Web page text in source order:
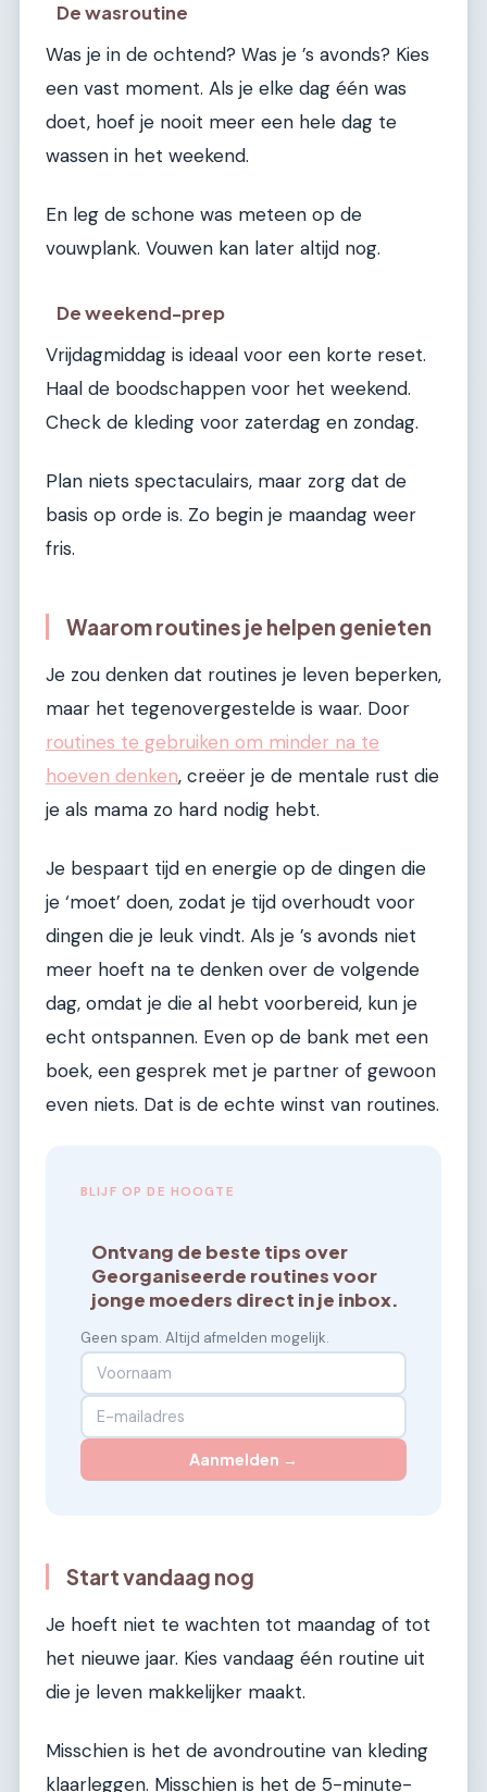
De wasroutine
Was je in de ochtend? Was je ’s avonds? Kies
een vast moment. Als je elke dag één was
doet, hoef je nooit meer een hele dag te
wassen in het weekend.
En leg de schone was meteen op de
vouwplank. Vouwen kan later altijd nog.
De weekend-prep
Vrijdagmiddag is ideaal voor een korte reset.
Haal de boodschappen voor het weekend.
Check de kleding voor zaterdag en zondag.
Plan niets spectaculairs, maar zorg dat de
basis op orde is. Zo begin je maandag weer
fris.
Waarom routines je helpen genieten
Je zou denken dat routines je leven beperken,
maar het tegenovergestelde is waar. Door
routines te gebruiken om minder na te
hoeven denken, creëer je de mentale rust die
je als mama zo hard nodig hebt.
Je bespaart tijd en energie op de dingen die
je ‘moet’ doen, zodat je tijd overhoudt voor
dingen die je leuk vindt. Als je ’s avonds niet
meer hoeft na te denken over de volgende
dag, omdat je die al hebt voorbereid, kun je
echt ontspannen. Even op de bank met een
boek, een gesprek met je partner of gewoon
even niets. Dat is de echte winst van routines.
BLIJF OP DE HOOGTE
Ontvang de beste tips over
Georganiseerde routines voor
jonge moeders direct in je inbox.
Geen spam. Altijd afmelden mogelijk.
Aanmelden →
Start vandaag nog
Je hoeft niet te wachten tot maandag of tot
het nieuwe jaar. Kies vandaag één routine uit
die je leven makkelijker maakt.
Misschien is het de avondroutine van kleding
klaarleggen. Misschien is het de 5-minute-